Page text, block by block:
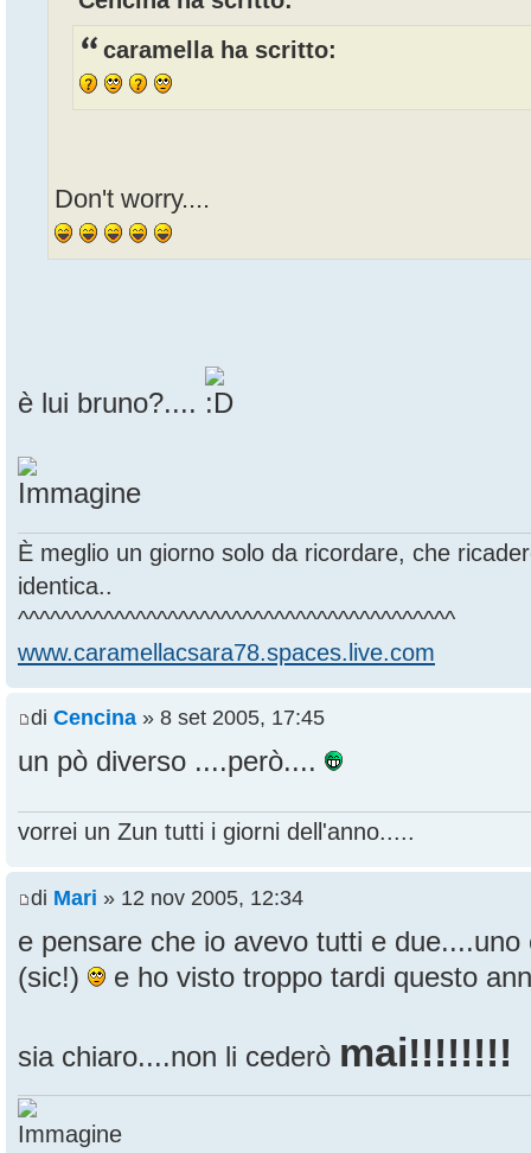
caramella ha scritto:
Don't worry....
è lui bruno?....
È meglio un giorno solo da ricordare, che
identica..
^^^^^^^^^^^^^^^^^^^^^^^^^^^^^^^^^^^^^^^^^
www.caramellacsara78.spaces.live.com
di Cencina » 8 set 2005, 17:45
un pò diverso ....però....
vorrei un Zun tutti i giorni dell'anno.....
di Mari » 12 nov 2005, 12:34
e pensare che io avevo tutti e
(sic!)
e ho visto troppo tardi questo
sia chiaro....non li cederò mai!!!!!!!!